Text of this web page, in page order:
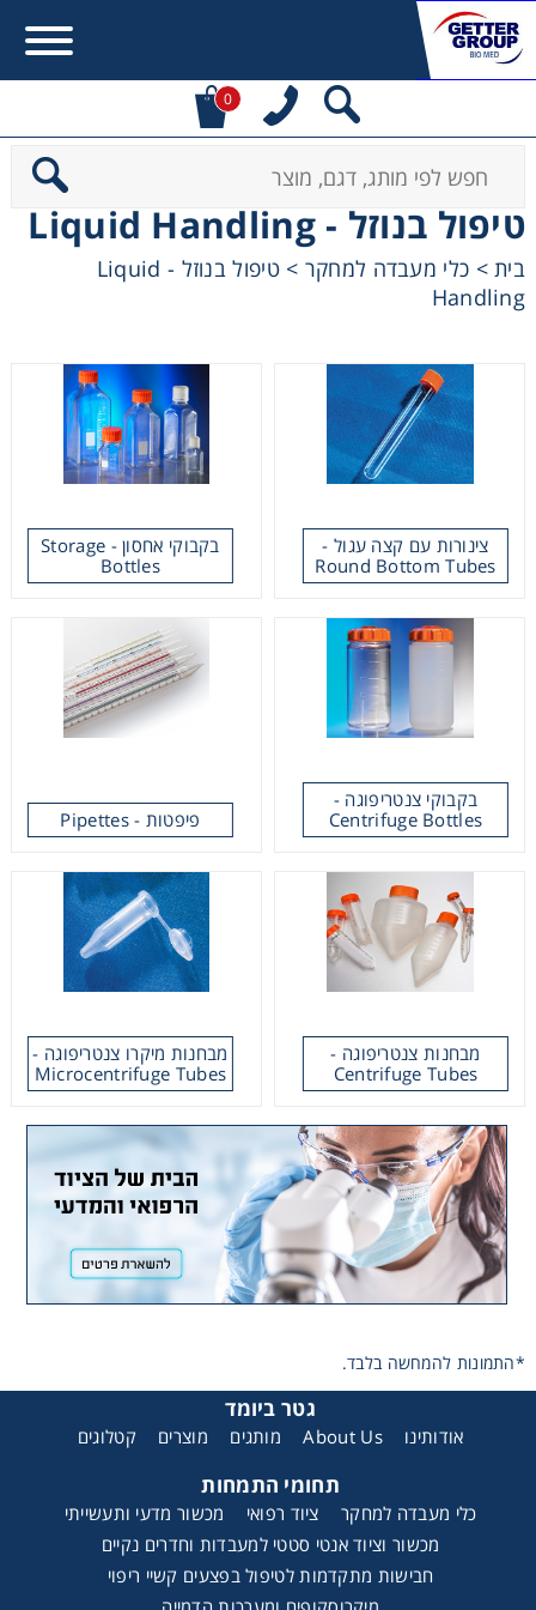
0
טיפול בנוזל - Liquid Handling
בית> כלי מעבדה למחקר >
טיפול בנוזל - Liquid
Handling
צינורות עם קצה עגול -
Round Bottom Tubes
בקבוקי אחסון - Storage
Bottles
בקבוקי צנטריפוגה -
Centrifuge Bottles
פיפטות - Pipettes
מבחנות צנטריפוגה -
Centrifuge Tubes
מבחנות מיקרו צנטריפוגה -
Microcentrifuge Tubes
*התמונות להמחשה בלבד.
גטר ביומד
אודותינו About Us מותגים מוצרים קטלוגים
תחומי התמחות
כלי מעבדה למחקר ציוד רפואי
מכשור מדעי ותעשייתי
מכשור וציוד אנטי סטטי למעבדות וחדרים נקיים
חבישות מתקדמות לטיפול בפצעים קשיי ריפוי
Easy Grip
Polystyrene (PS)
Caps
Polycarbonate
Storage Bottles
Polystyrene (PS)
Storage Bottles
PYREX Round
Wide Mouth
Media Storage
Bottles, with
Error: Contact form not found.
מעונין לקבל הצעת מחיר או מידע עבור:
Centrifuges
Chromatography
Concentration
Heating
Instrumentation
Microscopy
Pumps
Sample Preparation
Shaking & Stirring
Storage
Thermometry
Chromatography
Lab Essentials
Filtration
Liquid Handling
Plasticware
Reagents & Kits